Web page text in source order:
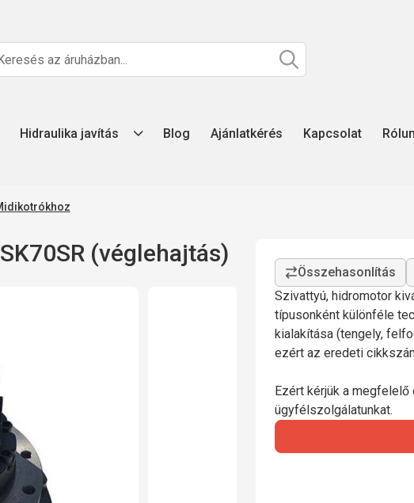
Hidraulika javítás Blog Ajánlatkérés Kapcsolat
(véglehajtás)
Szivattyú, hidromotor
típusonként különféle
kialakítása (tengely,
ezért az eredeti
Ezért kérjük a
ügyfélszolgálatunkat.